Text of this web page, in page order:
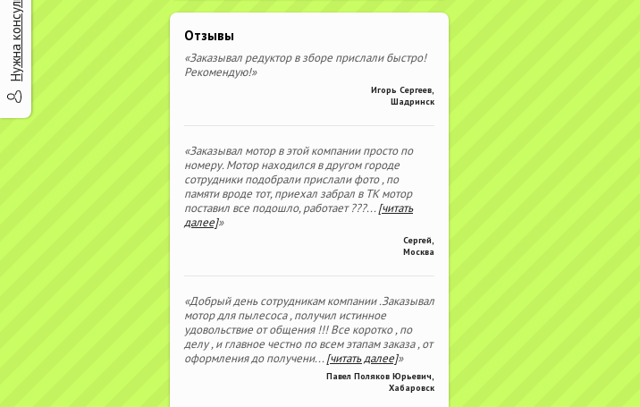
Отзывы
«Заказывал редуктор в зборе прислали быстро!
Рекомендую!»
Игорь Сергеев
Шадринск
«Заказывал мотор в этой компании просто по
номеру. Мотор находился в другом городе
сотрудники подобрали прислали фото , по
памяти вроде тот, приехал забрал в ТК мотор
поставил все подошло, работает ???...[читать
далее]»
Сергей
Москва
«Добрый день сотрудникам компании .Заказывал
мотор для пылесоса , получил истинное
удовольствие от общения !!! Все коротко , по
делу , и главное честно по всем этапам заказа , от
оформления до получени...[читать далее]»
Павел Поляков Юрьевич
Хабаровск